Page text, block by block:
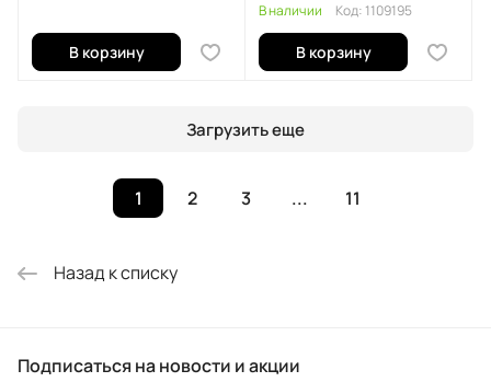
В корзину
В наличии Код: 1109195
В корзину
Загрузить еще
1 2 3 ... 11
Назад к списку
Подписаться на новости и акции